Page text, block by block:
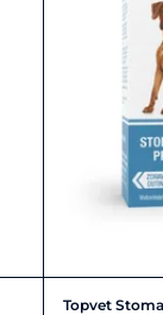
Topvet